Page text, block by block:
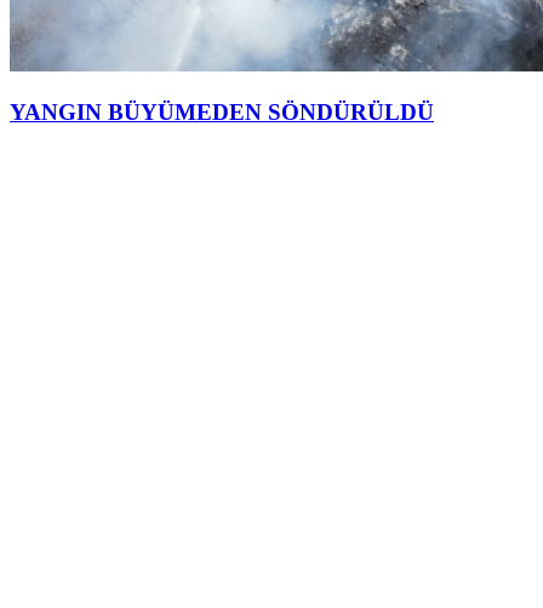
YANGIN BÜYÜMEDEN SÖNDÜRÜLDÜ